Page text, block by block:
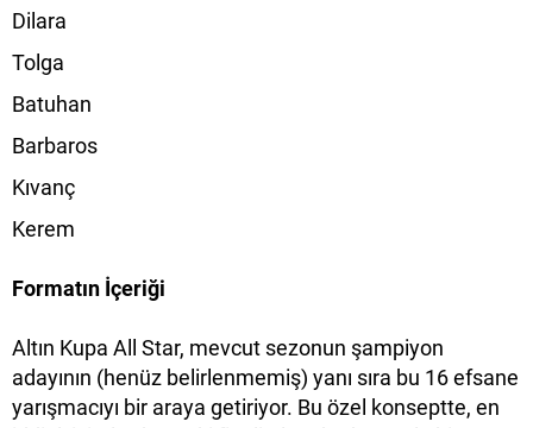
Dilara
Tolga
Batuhan
Barbaros
Kıvanç
Kerem
Formatın İçeriği
Altın Kupa All Star, mevcut sezonun şampiyon
adayının (henüz belirlenmemiş) yanı sıra bu 16 efsane
yarışmacıyı bir araya getiriyor. Bu özel konseptte, en